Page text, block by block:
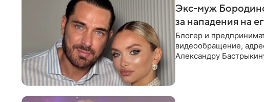
Экс-муж
за нападения на
Блогер и
видеообращение,
Александру